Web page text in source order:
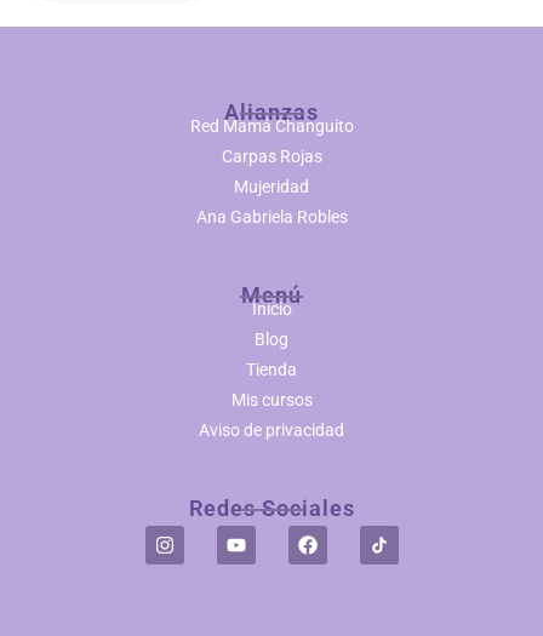
Alianzas
Red Mamá Changuito
Carpas Rojas
Mujeridad
Ana Gabriela Robles
Menú
Inicio
Blog
Tienda
Mis cursos
Aviso de privacidad
Redes Sociales